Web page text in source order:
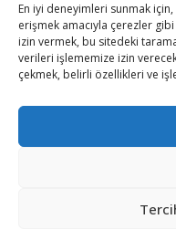
En iyi deneyimleri sunmak
erişmek amacıyla çerezler
izin vermek, bu sitedeki
verileri işlememize izin
çekmek, belirli özellikleri ve
Tanıttı
4 GÜN ÖNCE